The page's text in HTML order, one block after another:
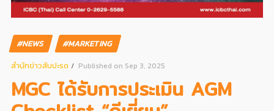
#NEWS
#MARKETING
สํานักข่าวสับปะรด
Published on Sep 3, 2025
MGC ได้รับการประเมิน AGM